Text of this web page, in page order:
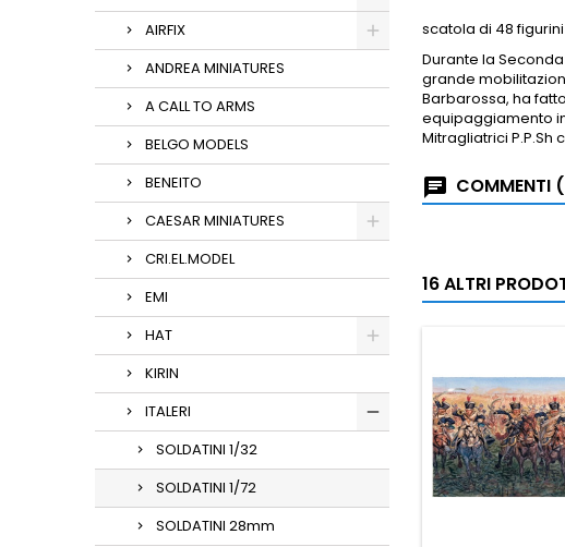
AIRFIX
ANDREA MINIATURES
A CALL TO ARMS
BELGO MODELS
BENEITO
CAESAR MINIATURES
CRI.EL.MODEL
EMI
HAT
KIRIN
ITALERI
SOLDATINI 1/32
SOLDATINI 1/72
SOLDATINI 28mm
scatola di 48
Durante la
grande
Barbarossa, ha
equipaggiamento
Mitragliatrici
COMMENTI
16 ALTRI